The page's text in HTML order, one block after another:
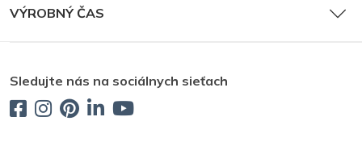
VÝROBNÝ ČAS
Sledujte nás na sociálnych sieťach